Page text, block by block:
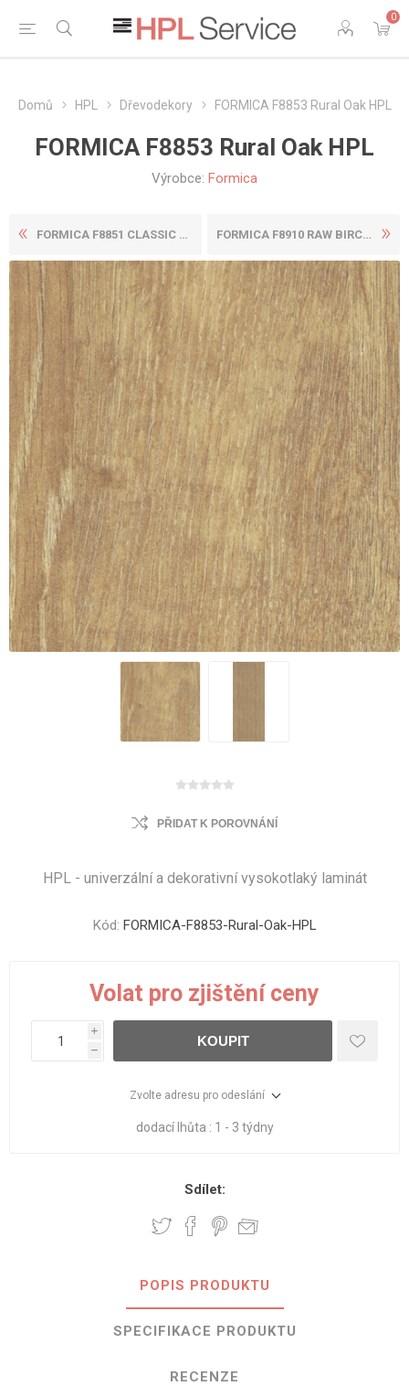
0
Domů HPL Dřevodekory FORMICA F8853 Rural Oak HPL
FORMICA F8853 Rural Oak HPL
Výrobce: Formica
FORMICA F8851 CLASSIC WENGE... FORMICA F8910 RAW BIRCHPLY ...
PŘIDAT K POROVNÁNÍ
HPL - univerzální a dekorativní vysokotlaký laminát
Kód: FORMICA-F8853-Rural-Oak-HPL
Volat pro zjištění ceny
i
h
KOUPIT
Zvolte adresu pro odeslání
dodací lhůta : 1 - 3 týdny
Sdílet:
POPIS PRODUKTU
SPECIFIKACE PRODUKTU
RECENZE